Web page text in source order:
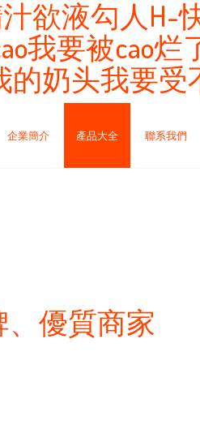
欲液勾人H-
我要被cao
奶头我要受
企業簡介 產品大全 聯系我們
優質商家